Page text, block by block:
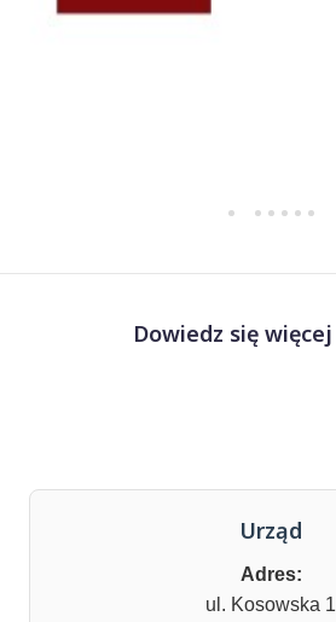
Dowiedz się więcej
Urząd
Adres:
ul. Kosowska 1